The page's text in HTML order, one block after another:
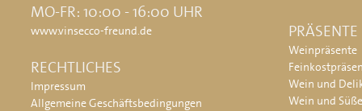
MO-FR: 10:00 - 16:00 UHR
www.vinsecco-freund.de
RECHTLICHES
Impressum
Allgemeine Geschäftsbedingungen
PRÄSENTE
Weinpräsente
Wein und
Wein und